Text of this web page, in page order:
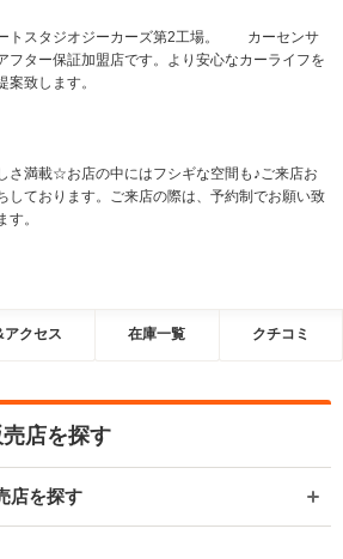
トスタジオジーカーズ第2工場。 カーセンサ
フター保証加盟店です。より安心なカーライフを
案致します。
さ満載☆お店の中にはフシギな空間も♪ご来店お
しております。ご来店の際は、予約制でお願い致
す。
アクセス 在庫一覧 クチコミ
店を探す
店を探す